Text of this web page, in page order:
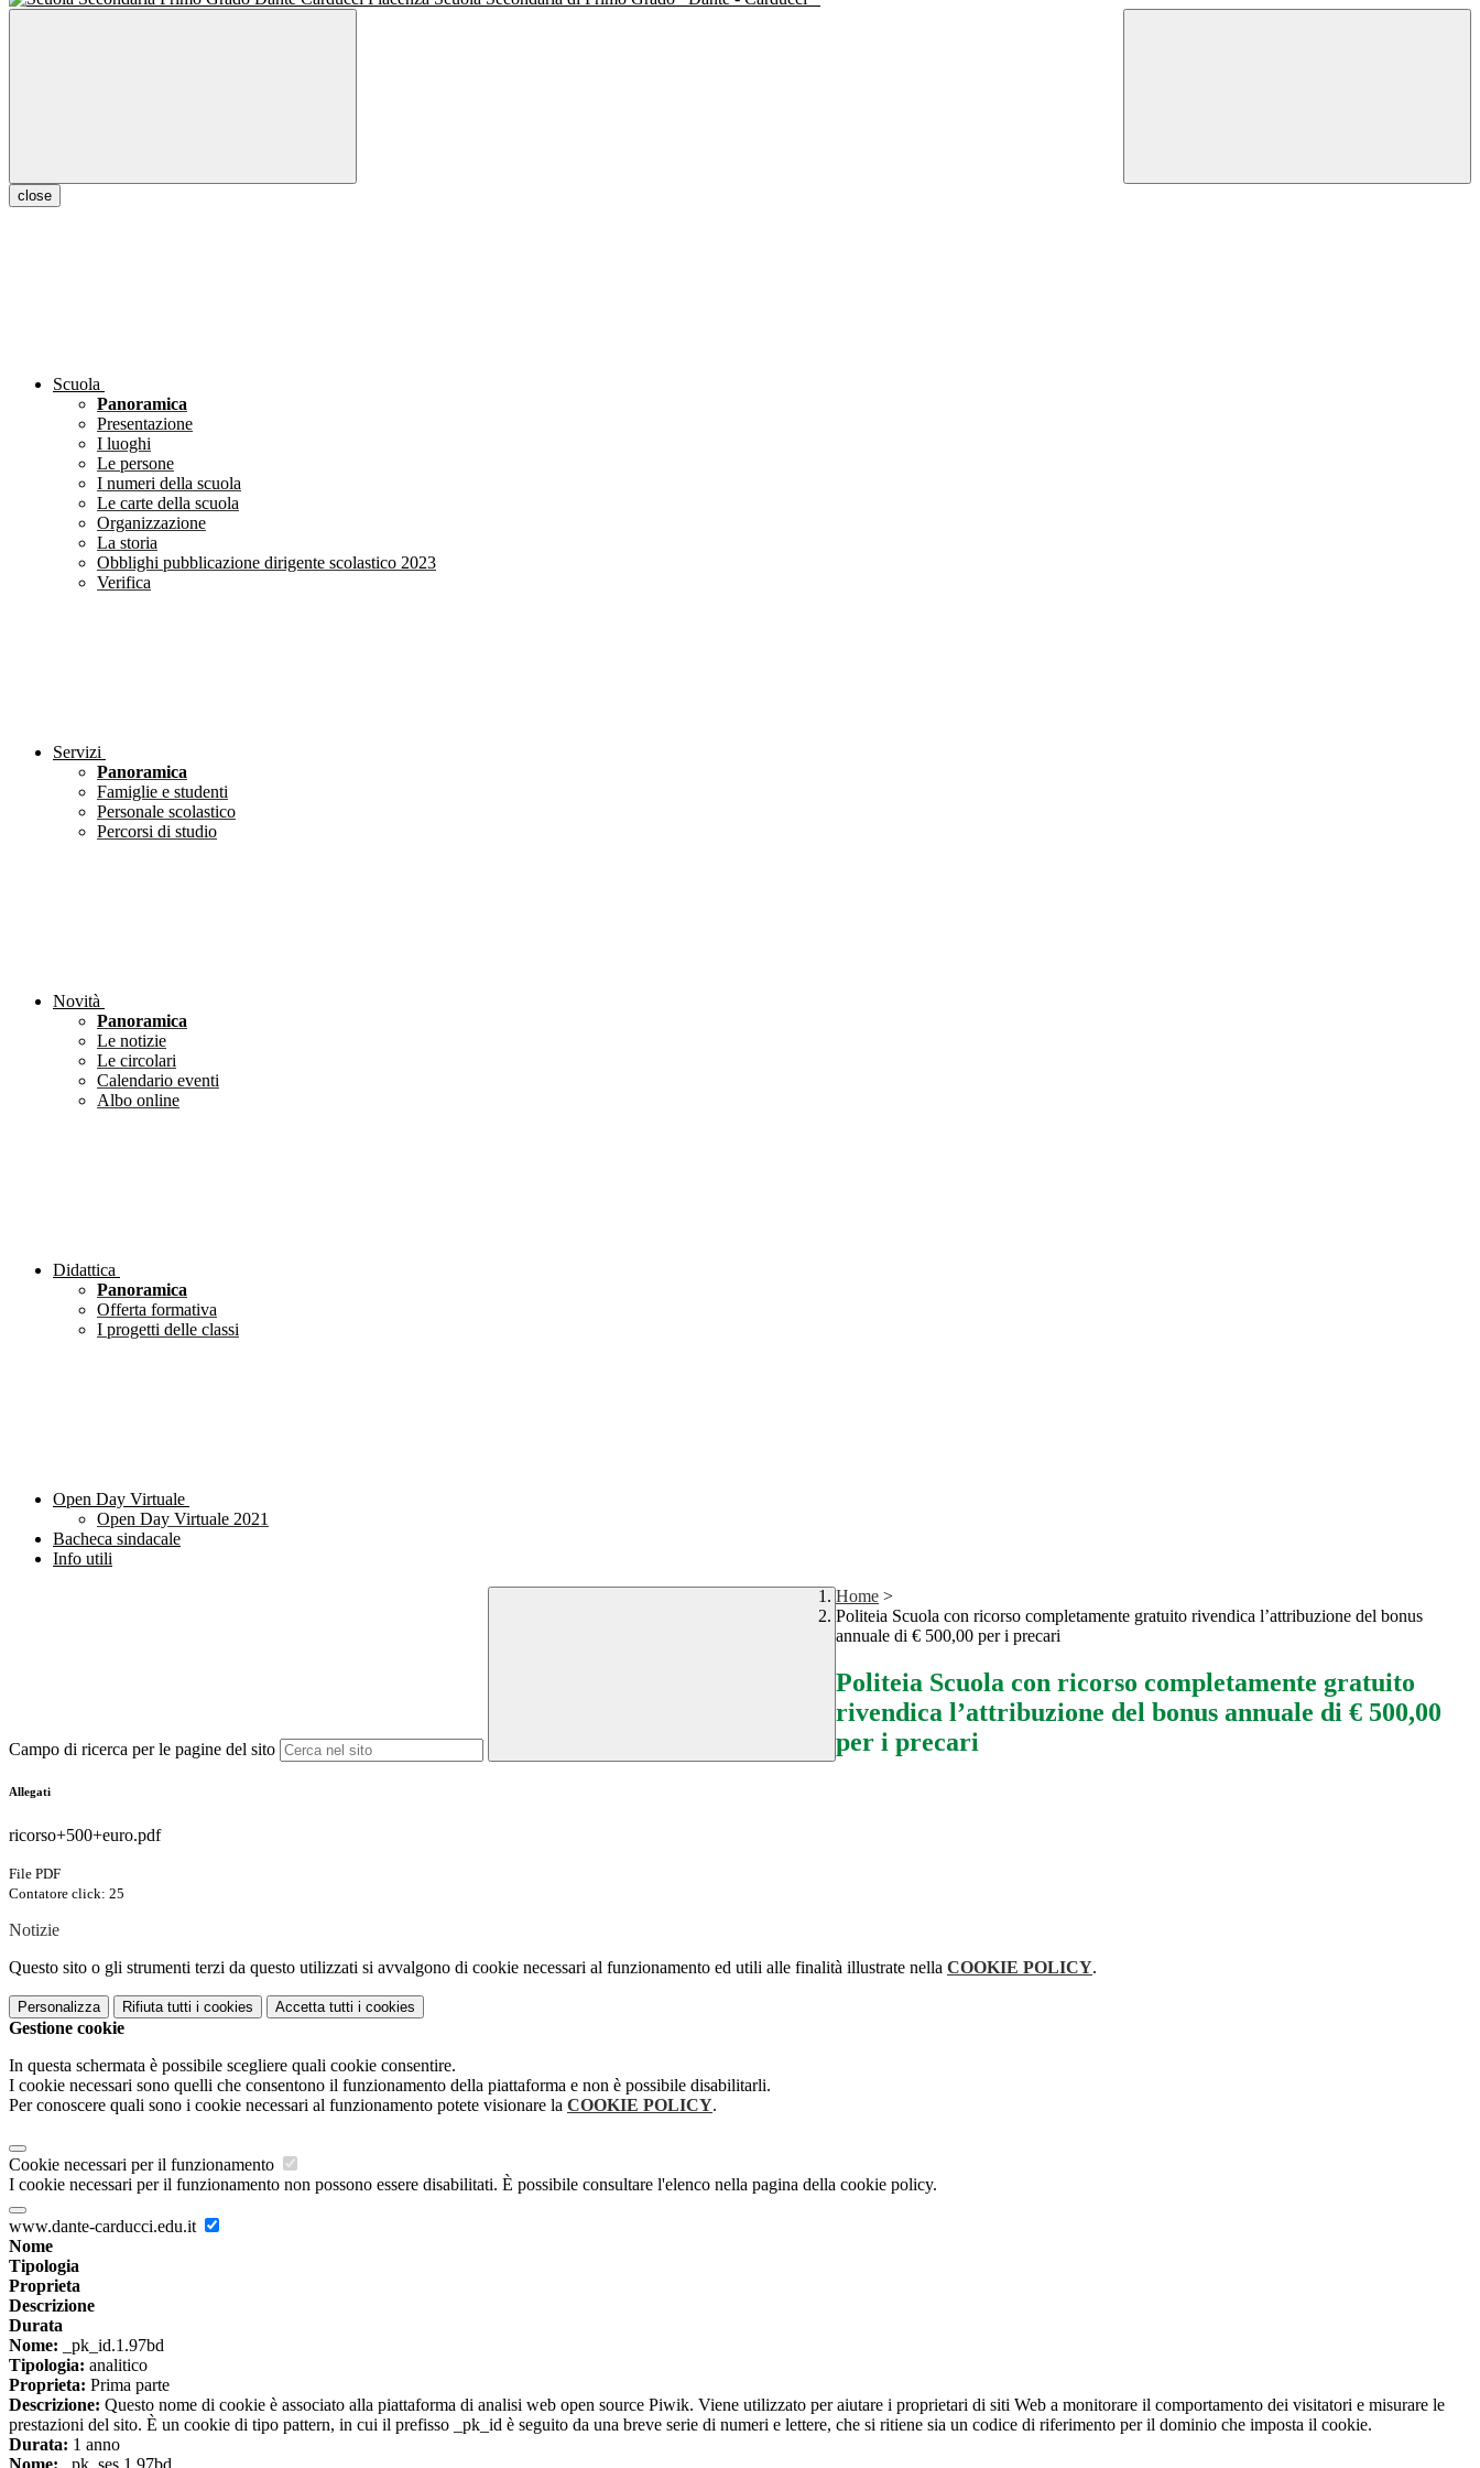
close
Scuola
Panoramica
Presentazione
I luoghi
Le persone
I numeri della scuola
Le carte della scuola
Organizzazione
La storia
Obblighi pubblicazione dirigente scolastico 2023
Verifica
Servizi
Panoramica
Famiglie e studenti
Personale scolastico
Percorsi di studio
Novità
Panoramica
Le notizie
Le circolari
Calendario eventi
Albo online
Didattica
Panoramica
Offerta formativa
I progetti delle classi
Open Day Virtuale
Open Day Virtuale 2021
Bacheca sindacale
Info utili
Campo di ricerca per le pagine del sito
Home >
Politeia Scuola con ricorso completamente gratuito rivendica l’attribuzione del bonus
annuale di € 500,00 per i precari
Politeia Scuola con ricorso completamente gratuito
rivendica l’attribuzione del bonus annuale di € 500,00
per i precari
Allegati
ricorso+500+euro.pdf
File PDF
Contatore click: 25
Notizie
Questo sito o gli strumenti terzi da questo utilizzati si avvalgono di cookie necessari al funzionamento ed utili alle finalità illustrate nella COOKIE POLICY.
Personalizza Rifiuta tutti i cookies Accetta tutti i cookies
Gestione cookie
In questa schermata è possibile scegliere quali cookie consentire.
I cookie necessari sono quelli che consentono il funzionamento della piattaforma e non è possibile disabilitarli.
Per conoscere quali sono i cookie necessari al funzionamento potete visionare la COOKIE POLICY.
Cookie necessari per il funzionamento
I cookie necessari per il funzionamento non possono essere disabilitati. È possibile consultare l'elenco nella pagina della cookie policy.
www.dante-carducci.edu.it
Nome
Tipologia
Proprieta
Descrizione
Durata
Nome: _pk_id.1.97bd
Tipologia: analitico
Proprieta: Prima parte
Descrizione: Questo nome di cookie è associato alla piattaforma di analisi web open source Piwik. Viene utilizzato per aiutare i proprietari di siti Web a monitorare il comportamento dei visitatori e misurare le
prestazioni del sito. È un cookie di tipo pattern, in cui il prefisso _pk_id è seguito da una breve serie di numeri e lettere, che si ritiene sia un codice di riferimento per il dominio che imposta il cookie.
Durata: 1 anno